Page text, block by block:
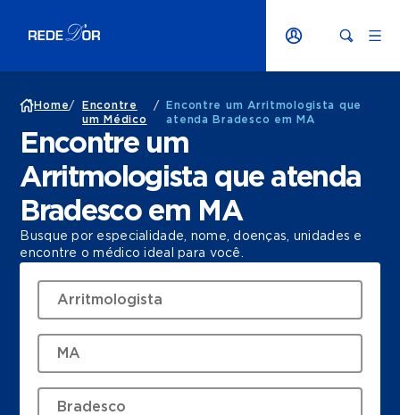
Home/
Encontre
um Médico
/
Encontre um Arritmologista que
atenda Bradesco em MA
Encontre um
Arritmologista que atenda
Bradesco em MA
Busque por especialidade, nome, doenças, unidades e
encontre o médico ideal para você.